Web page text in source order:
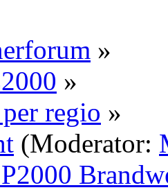
»
»
regio »
(Moderator: